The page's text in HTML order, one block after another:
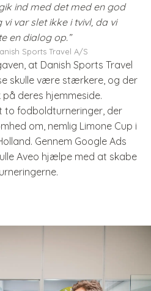
ind med det med en god
var slet ikke i tvivl, da vi
en dialog op.”
Sports Travel A/S
at Danish Sports Travel
skulle være stærkere, og der
deres hjemmeside.
to fodboldturneringer, der
om, nemlig Limone Cup i
Gennem Google Ads
Aveo hjælpe med at skabe